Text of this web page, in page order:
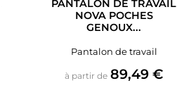
PANTALON DE TRAVAIL
NOVA POCHES
GENOUX...
Pantalon de travail
à partir de Prix
89,49 €